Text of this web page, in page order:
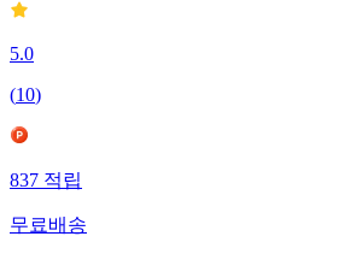
5.0
(10)
837적립
무료배송